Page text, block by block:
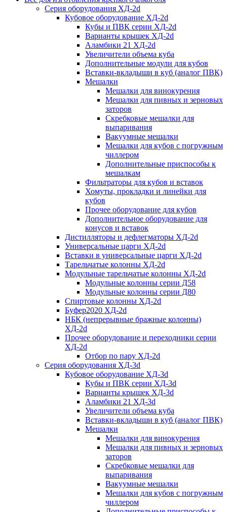
Серия оборудования ХД-2d
Кубовое оборудование ХД-2d
Кубы и ПВК серии ХД-2d
Варианты крышек ХД-2d
Аламбики 21 ХД-2d
Увеличители объема куба
Дополнительные модули для кубов
Вставки-вкладыши в куб (аналог ПВК)
Мешалки
Мешалки для винокурения
Мешалки для пивных и зерновых
заторов
Скребковые мешалки для
выпаривания
Вакуумные мешалки
Мешалки для кубов с погружным
чиллером
Дополнительные приспособы к
мешалкам
Фильтраторы для кубов и вставок
Хомуты, прокладки и линейки для
кубов
Прочее оборудование для кубов
Дополнительное оборудование для
конусов и вставок
Дистилляторы и дефлегматоры ХД-2d
Универсальные царги ХД-2d
Вставки в универсальные царги ХД-2d
Тарельчатые колонны ХД-2d
Модульные тарельчатые колонны ХД-2d
Модульные колонны серии Д58
Модульные колонны серии Д80
Спиртовые колонны ХД-2d
Буфер2020 ХД-2d
НБК (непрерывные бражные колонны)
ХД-2d
Прочее оборудование и переходники серии
ХД-2d
Отбор по пару ХД-2d
Серия оборудования ХД-3d
Кубовое оборудование ХД-3d
Кубы и ПВК серии ХД-3d
Варианты крышек ХД-3d
Аламбики 21 ХД-3d
Увеличители объема куба
Вставки-вкладыши в куб (аналог ПВК)
Мешалки
Мешалки для винокурения
Мешалки для пивных и зерновых
заторов
Скребковые мешалки для
выпаривания
Вакуумные мешалки
Мешалки для кубов с погружным
чиллером